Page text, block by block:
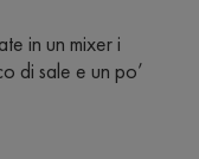
in un mixer i
di sale e un po’